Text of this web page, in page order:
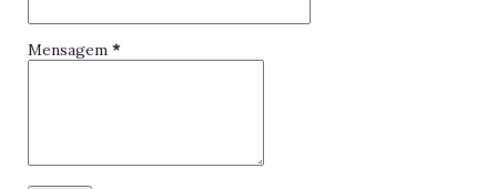
Mensagem *